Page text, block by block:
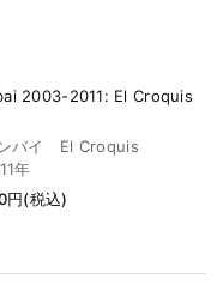
2003-2011: El Croquis
バイ El Croquis
年
円(税込)